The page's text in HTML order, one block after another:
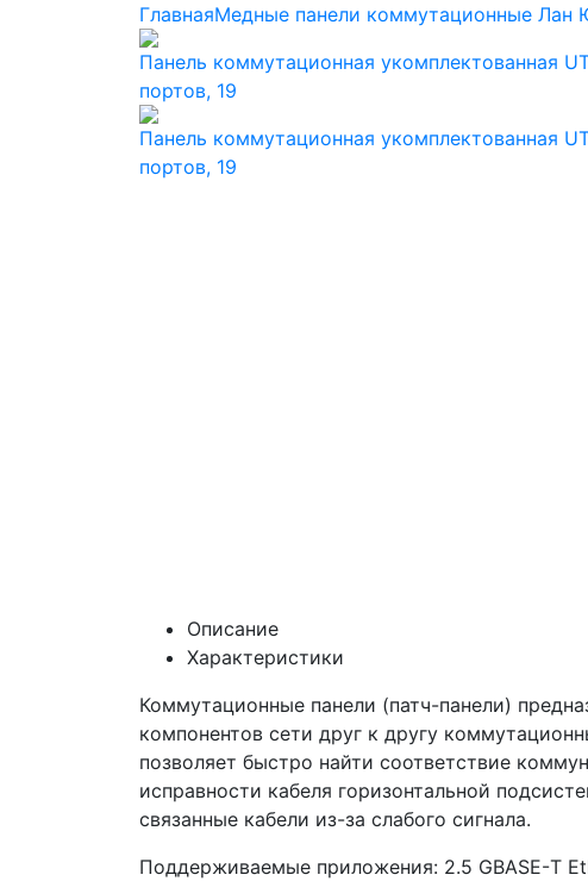
ГлавнаяМедные панели коммутационные Лан
Описание
Характеристики
Коммутационные панели (патч-панели)
компонентов сети друг к другу
позволяет быстро найти соответствие
исправности кабеля горизонтальной
связанные кабели из-за слабого сигнала.
Поддерживаемые приложения: 2.5 GBASE-Т